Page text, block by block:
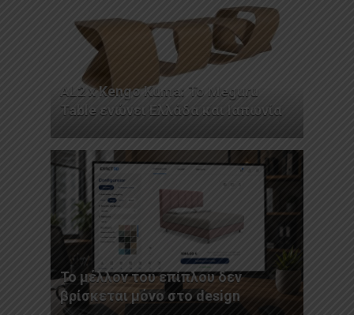
AL2 x Kengo Kuma: Το Meguru
Table ενώνει Ελλάδα και Ιαπωνία
Το μέλλον του επίπλου δεν
βρίσκεται μόνο στο design